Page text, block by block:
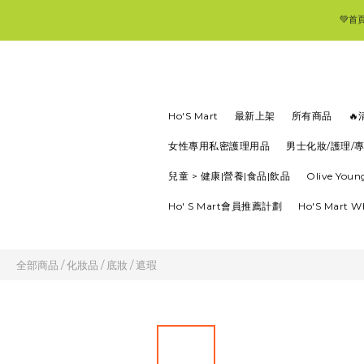
💚首
Ho'S Mart 最新上架 所有商品 🔥
女性專用私密護理用品 男士化妝/護理/
兒童 > 健康|營養|食品|飲品 Olive
Ho' S Mart會員推薦計劃 Ho'S Mart
全部商品 /化妝品 / 底妝/遮瑕